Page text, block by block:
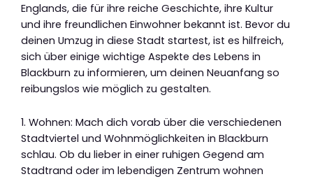
Englands, die für ihre reiche Geschichte, ihre Kultur
und ihre freundlichen Einwohner bekannt ist. Bevor du
deinen Umzug in diese Stadt startest, ist es hilfreich,
sich über einige wichtige Aspekte des Lebens in
Blackburn zu informieren, um deinen Neuanfang so
reibungslos wie möglich zu gestalten.
1. Wohnen: Mach dich vorab über die verschiedenen
Stadtviertel und Wohnmöglichkeiten in Blackburn
schlau. Ob du lieber in einer ruhigen Gegend am
Stadtrand oder im lebendigen Zentrum wohnen